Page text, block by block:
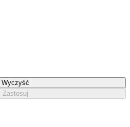
Wyczyść
Zastosuj